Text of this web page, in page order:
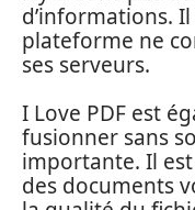
d’informations.
plateforme ne
ses serveurs.
I Love PDF est
fusionner sans
importante. Il
des documents